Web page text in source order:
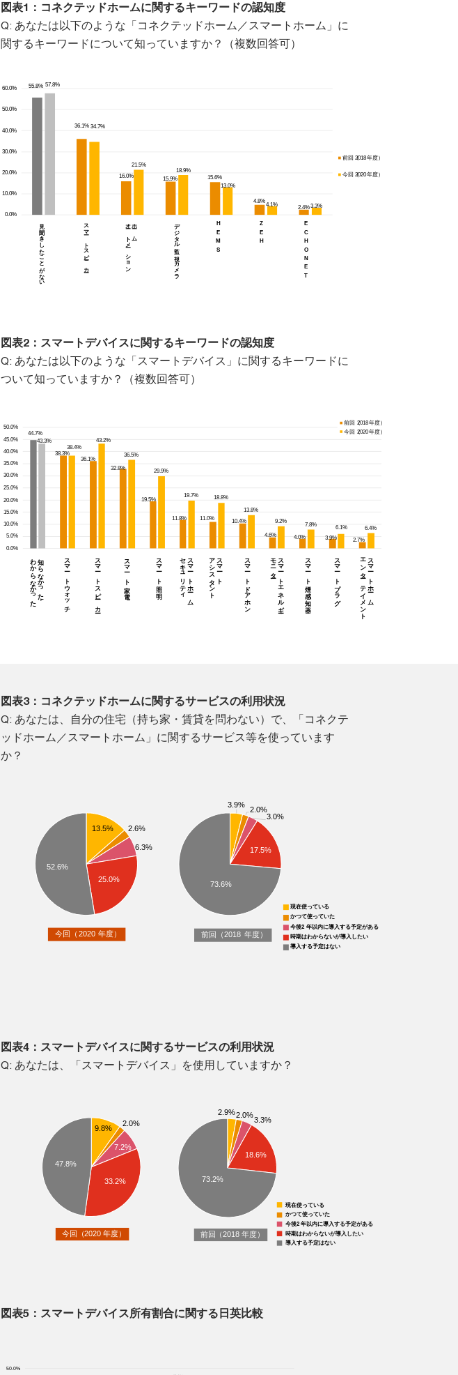
図表1：コネクテッドホームに関するキーワードの認知度
Q: あなたは以下のような「コネクテッドホーム／スマートホーム」に
関するキーワードについて知っていますか？（複数回答可）
図表2：スマートデバイスに関するキーワードの認知度
Q: あなたは以下のような「スマートデバイス」に関するキーワードに
ついて知っていますか？（複数回答可）
図表3：コネクテッドホームに関するサービスの利用状況
Q: あなたは、自分の住宅（持ち家・賃貸を問わない）で、「コネクテ
ッドホーム／スマートホーム」に関するサービス等を使っています
か？
図表4：スマートデバイスに関するサービスの利用状況
Q: あなたは、「スマートデバイス」を使用していますか？
図表5：スマートデバイス所有割合に関する日英比較